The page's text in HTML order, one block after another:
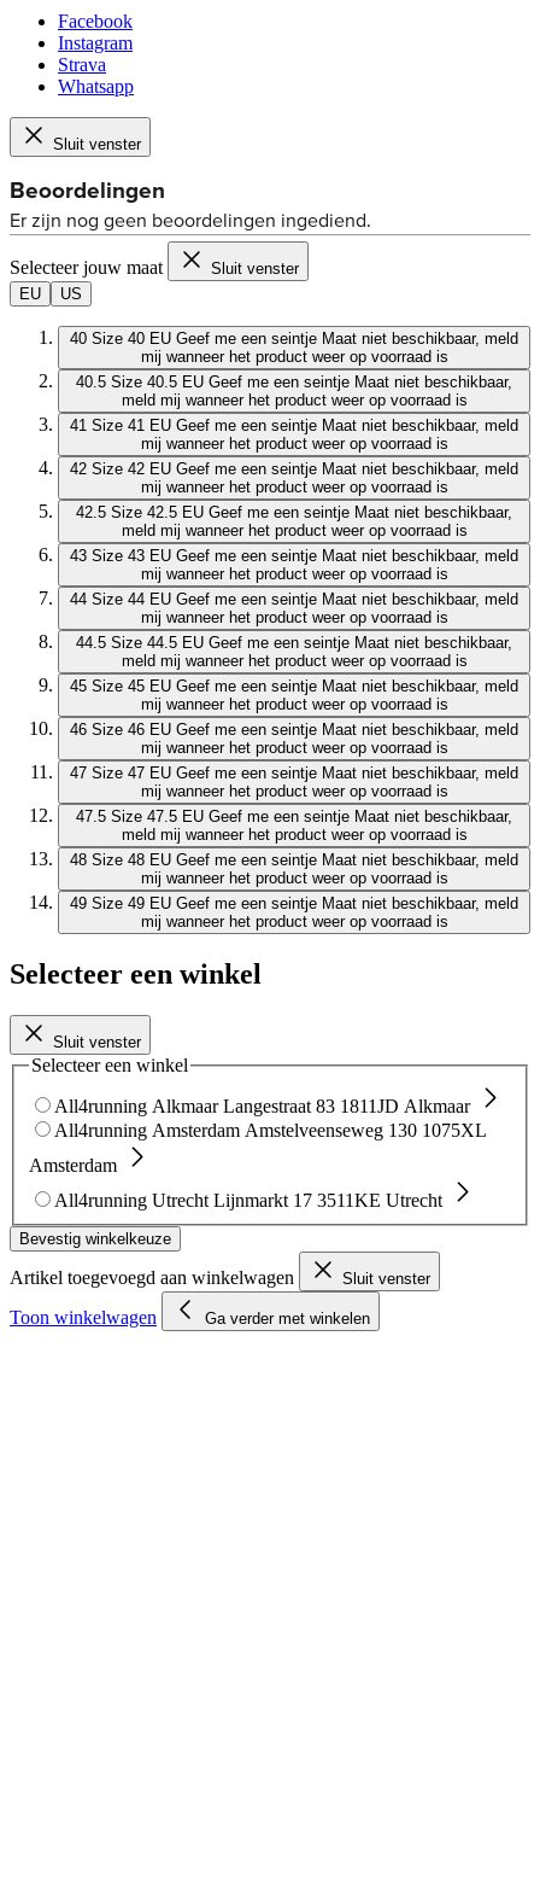
Facebook
Instagram
Strava
Whatsapp
Sluit venster
Selecteer jouw maat
Sluit venster
EU
US
40 Size 40 EU Geef me een seintje Maat niet beschikbaar, meld
mij wanneer het product weer op voorraad is
40.5 Size 40.5 EU Geef me een seintje Maat niet beschikbaar,
meld mij wanneer het product weer op voorraad is
41 Size 41 EU Geef me een seintje Maat niet beschikbaar, meld
mij wanneer het product weer op voorraad is
42 Size 42 EU Geef me een seintje Maat niet beschikbaar, meld
mij wanneer het product weer op voorraad is
42.5 Size 42.5 EU Geef me een seintje Maat niet beschikbaar,
meld mij wanneer het product weer op voorraad is
43 Size 43 EU Geef me een seintje Maat niet beschikbaar, meld
mij wanneer het product weer op voorraad is
44 Size 44 EU Geef me een seintje Maat niet beschikbaar, meld
mij wanneer het product weer op voorraad is
44.5 Size 44.5 EU Geef me een seintje Maat niet beschikbaar,
meld mij wanneer het product weer op voorraad is
45 Size 45 EU Geef me een seintje Maat niet beschikbaar, meld
mij wanneer het product weer op voorraad is
46 Size 46 EU Geef me een seintje Maat niet beschikbaar, meld
mij wanneer het product weer op voorraad is
47 Size 47 EU Geef me een seintje Maat niet beschikbaar, meld
mij wanneer het product weer op voorraad is
47.5 Size 47.5 EU Geef me een seintje Maat niet beschikbaar,
meld mij wanneer het product weer op voorraad is
48 Size 48 EU Geef me een seintje Maat niet beschikbaar, meld
mij wanneer het product weer op voorraad is
49 Size 49 EU Geef me een seintje Maat niet beschikbaar, meld
mij wanneer het product weer op voorraad is
Selecteer een winkel
Sluit venster
Selecteer een winkel
All4running Alkmaar Langestraat 83 1811JD Alkmaar
All4running Amsterdam Amstelveenseweg 130 1075XL
Amsterdam
All4running Utrecht Lijnmarkt 17 3511KE Utrecht
Bevestig winkelkeuze
Artikel toegevoegd aan winkelwagen Sluit venster
Toon winkelwagen Ga verder met winkelen